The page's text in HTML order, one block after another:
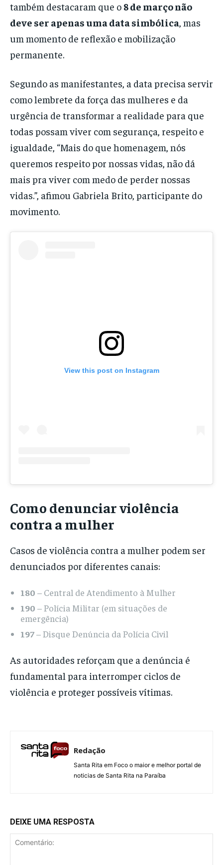
também destacaram que o 8 de março não
deve ser apenas uma data simbólica , mas
um momento de reflexão e mobilização
permanente.
Segundo as manifestantes, a data precisa servir
como lembrete da força das mulheres e da
urgência de transformar a realidade para que
todas possam viver com segurança, respeito e
igualdade, “Mais do que homenagem, nós
queremos respeito por nossas vidas, não dá
mais pra viver com medo de perder nossas
vidas.”, afimou Gabriela Brito, participante do
movimento.
View this post on Instagram
Como denunciar violência
contra a mulher
Casos de violência contra a mulher podem ser
denunciados por diferentes canais:
180 – Central de Atendimento à Mulher
190 – Polícia Militar (em situações de
emergência)
197– Disque Denúncia da Polícia Civil
As autoridades reforçam que a denúncia é
fundamental para interromper ciclos de
violência e proteger possíveis vítimas.
Redação
Santa Rita em Foco o maior e melhor portal de
noticias de Santa Rita na Paraíba
DEIXE UMA RESPOSTA